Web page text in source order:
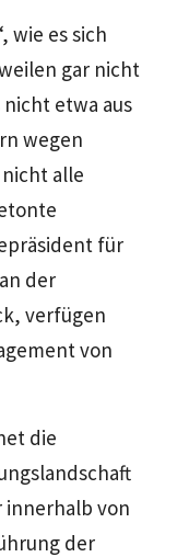
wie es sich
gar nicht
etwa aus
wegen
alle
für
der
verfügen
von
die
innerhalb von
der